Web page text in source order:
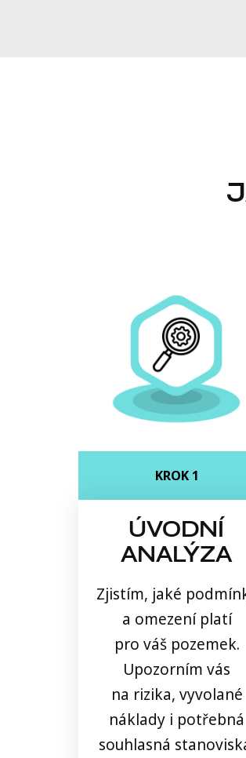
KROK 1
ÚVODNÍ
ANALÝZA
Zjistím, jaké
a omezení platí
pro váš pozemek.
Upozorním vás
na rizika, vyvolané
náklady i potřebná
souhlasná